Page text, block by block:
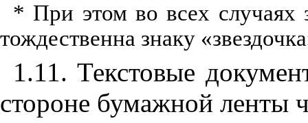
* При этом во всех случаях
тождественна знаку
1.11. Текстовые
стороне бумажной ленты